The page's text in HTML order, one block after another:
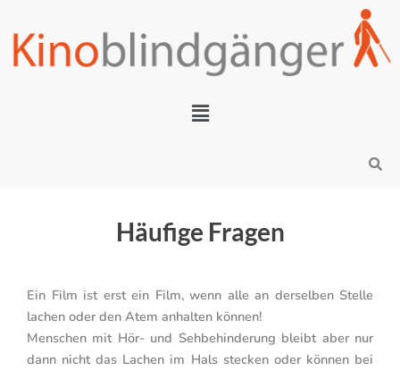
Inhalt
springen
Menü
Search
Häufige Fragen
Ein Film ist erst ein Film, wenn alle an derselben Stelle
lachen oder den Atem anhalten können!
Menschen mit Hör- und Sehbehinderung bleibt aber nur
dann nicht das Lachen im Hals stecken oder können bei